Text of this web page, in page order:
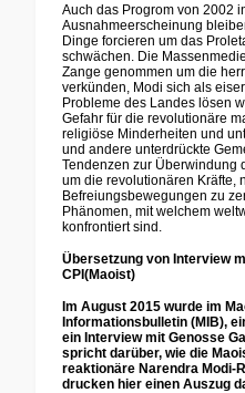
Auch das Progrom von 2002
Ausnahmeerscheinung
Dinge forcieren um das
schwächen. Die
Zange genommen um die
verkünden, Modi sich als
Probleme des Landes lösen
Gefahr für die revolutionäre
religiöse Minderheiten und
und andere unterdrückte
Tendenzen zur Überwindung
um die revolutionären Kräfte,
Befreiungsbewegungen zu
Phänomen, mit welchem
konfrontiert sind.
Übersetzung von Interview
CPI(Maoist)
Im August 2015 wurde im
Informationsbulletin (MIB),
ein Interview mit Genosse
spricht darüber, wie die
reaktionäre Narendra Modi-
drucken hier einen Auszug